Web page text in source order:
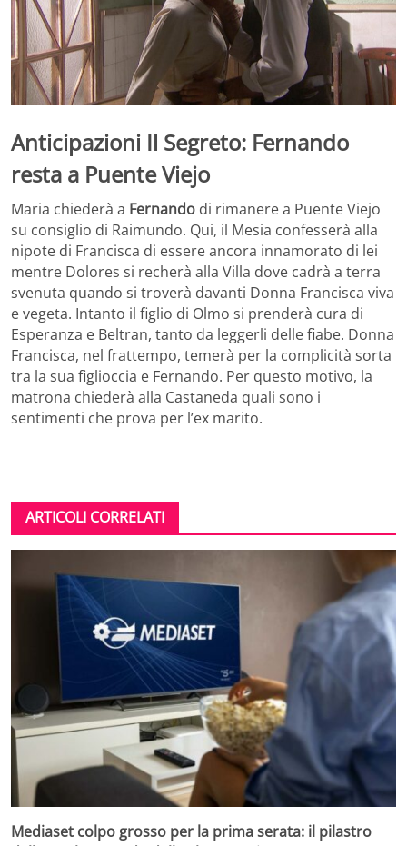
Anticipazioni Il Segreto: Fernando
resta a Puente Viejo
Maria chiederà a Fernando di rimanere a Puente Viejo
su consiglio di Raimundo. Qui, il Mesia confesserà alla
nipote di Francisca di essere ancora innamorato di lei
mentre Dolores si recherà alla Villa dove cadrà a terra
svenuta quando si troverà davanti Donna Francisca viva
e vegeta. Intanto il figlio di Olmo si prenderà cura di
Esperanza e Beltran, tanto da leggerli delle fiabe. Donna
Francisca, nel frattempo, temerà per la complicità sorta
tra la sua figlioccia e Fernando. Per questo motivo, la
matrona chiederà alla Castaneda quali sono i
sentimenti che prova per l’ex marito.
ARTICOLI CORRELATI
Mediaset colpo grosso per la prima serata: il pilastro